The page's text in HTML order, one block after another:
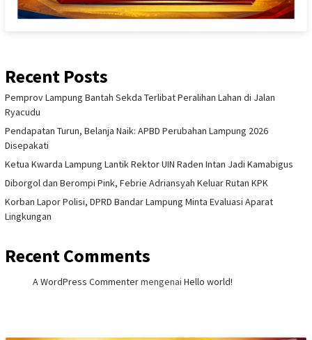
Recent Posts
Pemprov Lampung Bantah Sekda Terlibat Peralihan Lahan di Jalan
Ryacudu
Pendapatan Turun, Belanja Naik: APBD Perubahan Lampung 2026
Disepakati
Ketua Kwarda Lampung Lantik Rektor UIN Raden Intan Jadi Kamabigus
Diborgol dan Berompi Pink, Febrie Adriansyah Keluar Rutan KPK
Korban Lapor Polisi, DPRD Bandar Lampung Minta Evaluasi Aparat
Lingkungan
Recent Comments
A WordPress Commentermengenai Hello world!